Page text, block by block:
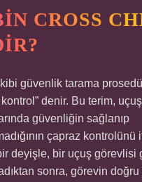
CROSS
güvenlik tarama
denir. Bu terim,
güvenliğin sağlanıp
çapraz kontrolünü
deyişle, bir uçuş görevlisi
sonra, görevin